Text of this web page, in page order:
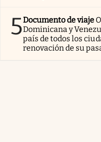
5Documento de viaje
Dominicana y
país de todos los
renovación de su